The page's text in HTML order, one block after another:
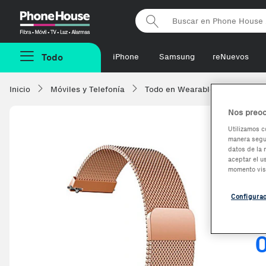
Phonehouse
Todo iPhone Samsung reNuevos
Inicio Móviles y Telefonía Todo en Wearables
Nos
Utilizamos
manera
datos de la
aceptar el
momento